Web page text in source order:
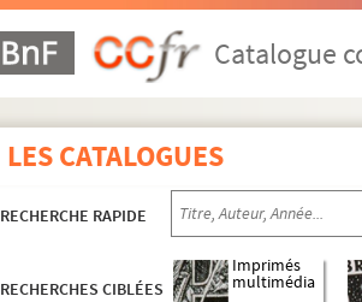
Catalogue
LES CATALOGUES
RECHERCHE RAPIDE
RECHERCHES CIBLÉES
Imprimés
multimédia